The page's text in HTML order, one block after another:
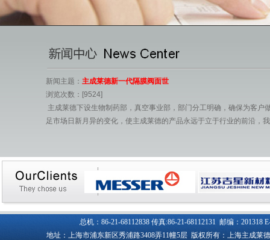
新闻主题： 主成莱德新一代隔膜阀面世
浏览次数：[9524]
主成莱德下设生物制药部，真空事业部，部门分工明确，确保为客
足市场日新月异的变化，使主成莱德的产品永远于立于行业的前沿，
总机：86-21-68112838 传真:86-21-68112131 邮编：
地址：上海市浦东新区秀浦路3408弄11幢5层 版权所有：上海主成莱